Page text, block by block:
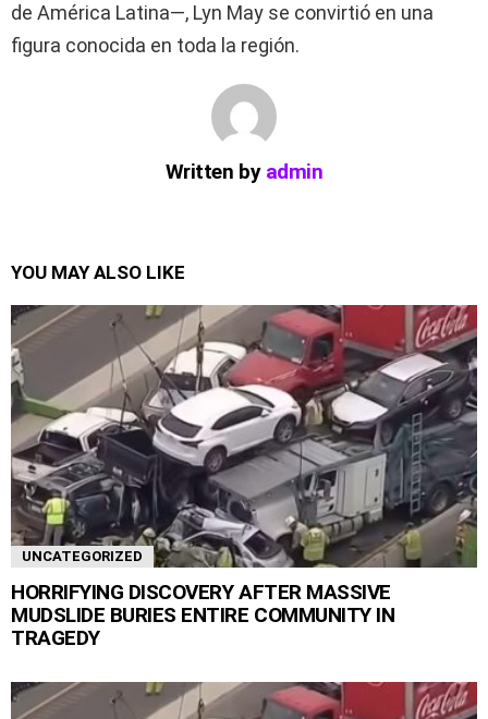
de América Latina—, Lyn May se convirtió en una
figura conocida en toda la región.
Written by admin
YOU MAY ALSO LIKE
UNCATEGORIZED
HORRIFYING DISCOVERY AFTER MASSIVE
MUDSLIDE BURIES ENTIRE COMMUNITY IN
TRAGEDY